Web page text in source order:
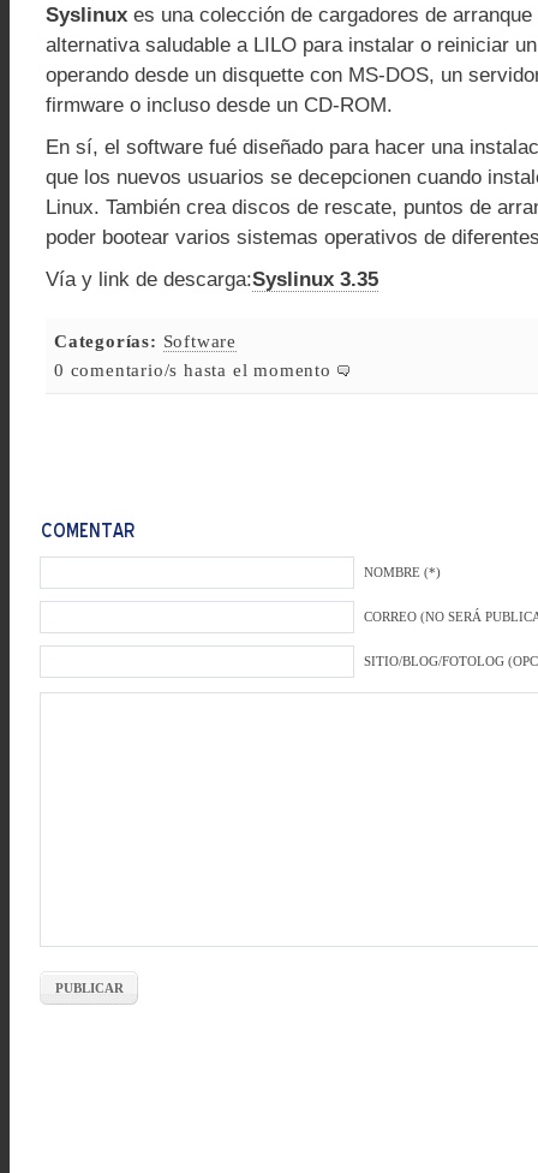
Syslinux es una colección de cargadores de
alternativa saludable a LILO para instalar o reiniciar
operando desde un disquette con MS-DOS, un
firmware o incluso desde un CD-ROM.
En sí, el software fué diseñado para hacer una
que los nuevos usuarios se decepcionen cuando
Linux. También crea discos de rescate, puntos de
poder bootear varios sistemas operativos de
Vía y link de descarga:Syslinux 3.35
Categorías: Software
0 comentario/s hasta el momento
NOMBRE (*)
CORREO (NO SERÁ
SITIO/BLOG/FOTOLOG